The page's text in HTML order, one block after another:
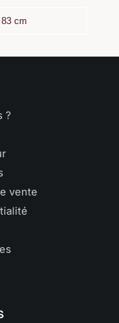
cm
?
vente